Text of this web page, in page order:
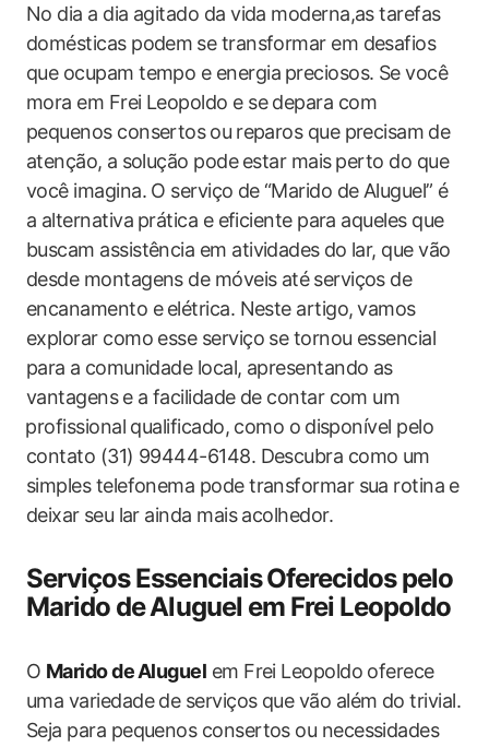
No dia a dia ‍agitado da vida moderna,as tarefas
domésticas podem ⁤se transformar em desafios
que ocupam tempo e energia⁢ preciosos. ‌Se você
mora em Frei Leopoldo e se depara com
‌pequenos consertos ⁤ou⁢ reparos que precisam⁢ de⁤
atenção, a ⁣solução pode⁤ estar mais⁢ perto do que‌
você imagina. O serviço ⁢de “Marido ‌de Aluguel” é
a alternativa ⁤prática e eficiente para aqueles que
buscam assistência em atividades ⁤do lar, que vão‌
desde montagens de móveis até ⁢serviços‍ de
encanamento e ⁢elétrica. Neste artigo, ⁤vamos
‍explorar ‍como esse serviço se tornou essencial
para a⁢ comunidade local, apresentando as
vantagens⁢ e a facilidade de contar​ com um
⁢profissional qualificado, como o⁣ disponível pelo
contato ‍(31) 99444-6148. Descubra ‍como um
simples telefonema pode transformar sua rotina⁤ e
deixar⁢ seu lar ainda mais acolhedor.
Serviços Essenciais⁤ Oferecidos ‌pelo​
Marido de ⁣Aluguel em Frei Leopoldo
O Marido de ⁢Aluguel em Frei Leopoldo oferece​
uma variedade ‍de serviços ​que vão além do trivial.
Seja para pequenos consertos ou necessidades